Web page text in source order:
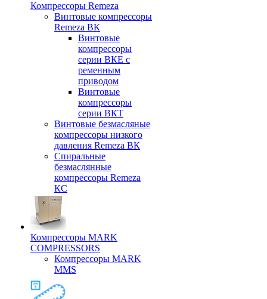
Компрессоры Remeza
Винтовые компрессоры
Remeza ВК
Винтовые
компрессоры
серии ВКЕ с
ременным
приводом
Винтовые
компрессоры
серии ВКТ
Винтовые безмасляные
компрессоры низкого
давления Remeza ВК
Спиральные
безмаслянные
компрессоры Remeza
КС
Компрессоры MARK
COMPRESSORS
Компрессоры MARK
MMS